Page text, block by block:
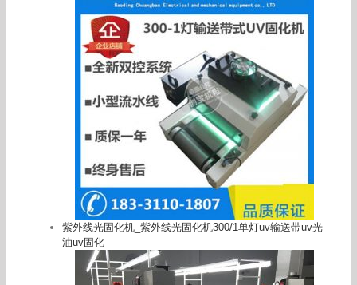
紫外线光固化机_紫外线光固化机300/1单灯uv输送带uv光
油uv固化